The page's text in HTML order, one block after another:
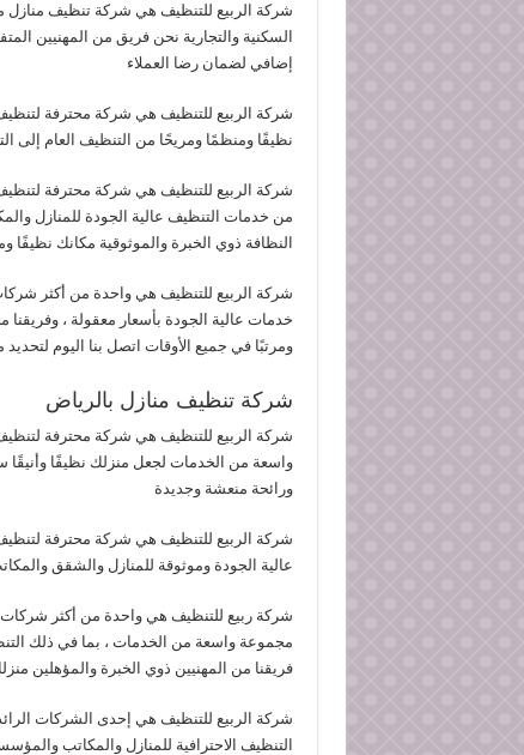
شركة الربيع للتنظيف هي شركة تنظيف منازل
السكنية والتجارية نحن فريق من المهنيين
إضافي لضمان رضا العملاء
شركة الربيع للتنظيف هي شركة محترفة
نظيفًا ومنظمًا ومريحًا من التنظيف العام إلى
شركة الربيع للتنظيف هي شركة محترفة
من خدمات التنظيف عالية الجودة للمنازل
النظافة ذوي الخبرة والموثوقية مكانك
شركة الربيع للتنظيف هي واحدة من أكثر
خدمات عالية الجودة بأسعار معقولة ،
ومرتبًا في جميع الأوقات اتصل بنا اليوم
شركة تنظيف منازل بالرياض
شركة الربيع للتنظيف هي شركة محترفة
واسعة من الخدمات لجعل منزلك نظيفًا وأنيقًا
ورائحة منعشة وجديدة
شركة الربيع للتنظيف هي شركة محترفة
عالية الجودة وموثوقة للمنازل والشقق
شركة ربيع للتنظيف هي واحدة من أكثر شركات
مجموعة واسعة من الخدمات ، بما في ذلك
فريقنا من المهنيين ذوي الخبرة والمؤهلين
شركة الربيع للتنظيف هي إحدى الشركات
التنظيف الاحترافية للمنازل والمكاتب